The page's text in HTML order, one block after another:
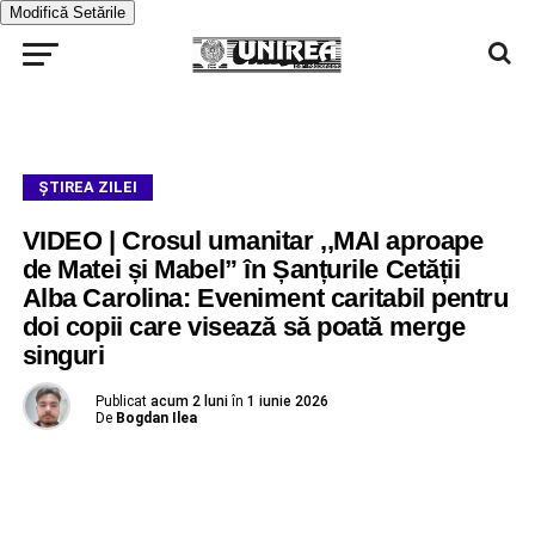
Modifică Setările
ŞTIREA ZILEI
VIDEO | Crosul umanitar ,,MAI aproape
de Matei și Mabel” în Șanțurile Cetății
Alba Carolina: Eveniment caritabil pentru
doi copii care visează să poată merge
singuri
Publicat acum 2 luni în 1 iunie 2026
De Bogdan Ilea